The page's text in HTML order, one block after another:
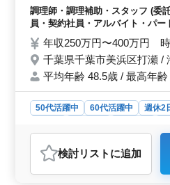
可能！！ 皆様か
ます！
調理師・調理補助・スタッフ (委
員・契約社員・アルバイト・パー
年収250万円〜400万円
千葉県千葉市美浜区打瀬 /
平均年齢 48.5歳 / 最高年齢
50代活躍中 60代活躍中 週休2
おすすめポイント
＜働きやすい環境＞ 週休2日
検討リスト に追加